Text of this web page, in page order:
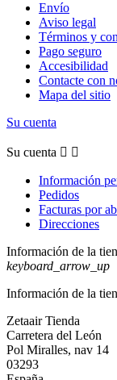
Envío
Aviso legal
Términos y
Pago seguro
Accesibilidad
Contacte con
Mapa del sitio
Su cuenta
Su cuenta  
Información
Pedidos
Facturas por
Direcciones
Información de la
keyboard_arrow_up
Información de la
Zetaair Tienda
Carretera del León
Pol Miralles, nav 14
03293